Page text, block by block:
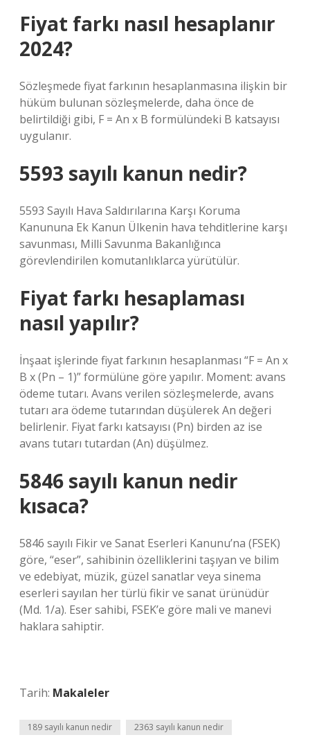
Fiyat farkı nasıl hesaplanır
2024?
Sözleşmede fiyat farkının hesaplanmasına ilişkin bir
hüküm bulunan sözleşmelerde, daha önce de
belirtildiği gibi, F = An x B formülündeki B katsayısı
uygulanır.
5593 sayılı kanun nedir?
5593 Sayılı Hava Saldırılarına Karşı Koruma
Kanununa Ek Kanun Ülkenin hava tehditlerine karşı
savunması, Milli Savunma Bakanlığınca
görevlendirilen komutanlıklarca yürütülür.
Fiyat farkı hesaplaması
nasıl yapılır?
İnşaat işlerinde fiyat farkının hesaplanması “F = An x
B x (Pn – 1)” formülüne göre yapılır. Moment: avans
ödeme tutarı. Avans verilen sözleşmelerde, avans
tutarı ara ödeme tutarından düşülerek An değeri
belirlenir. Fiyat farkı katsayısı (Pn) birden az ise
avans tutarı tutardan (An) düşülmez.
5846 sayılı kanun nedir
kısaca?
5846 sayılı Fikir ve Sanat Eserleri Kanunu’na (FSEK)
göre, “eser”, sahibinin özelliklerini taşıyan ve bilim
ve edebiyat, müzik, güzel sanatlar veya sinema
eserleri sayılan her türlü fikir ve sanat ürünüdür
(Md. 1/a). Eser sahibi, FSEK’e göre mali ve manevi
haklara sahiptir.
Tarih: Makaleler
189 sayılı kanun nedir 2363 sayılı kanun nedir